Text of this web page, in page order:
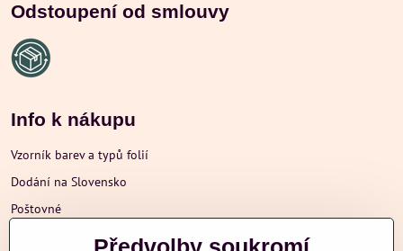
Odstoupení od smlouvy
Info k nákupu
Vzorník barev a typů folií
Dodání na Slovensko
Poštovné
Obchodní podmínky